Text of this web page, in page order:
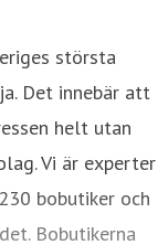
största
Det innebär att
helt utan
Vi är experter
bobutiker och
Bobutikerna